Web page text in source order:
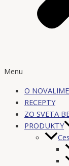
Menu
O NOVALIME
RECEPTY
ZO SVETA
PRODUKTY